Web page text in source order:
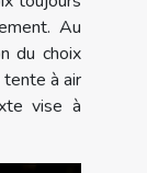
Au
du choix
à air
vise à